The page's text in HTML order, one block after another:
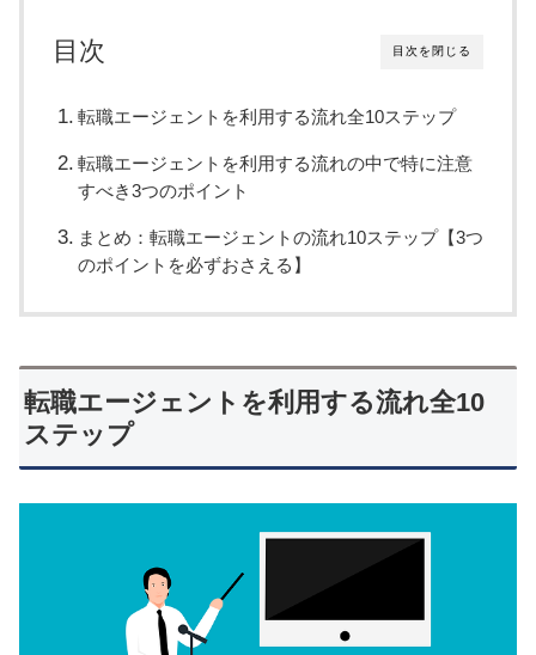
目次を閉じる
目次
転職エージェントを利用する流れ全10ステップ
転職エージェントを利用する流れの中で特に注意
すべき3つのポイント
まとめ：転職エージェントの流れ10ステップ【3つ
のポイントを必ずおさえる】
転職エージェントを利用する流れ全10
ステップ